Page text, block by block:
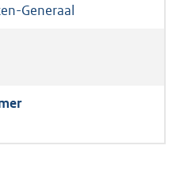
Generaal